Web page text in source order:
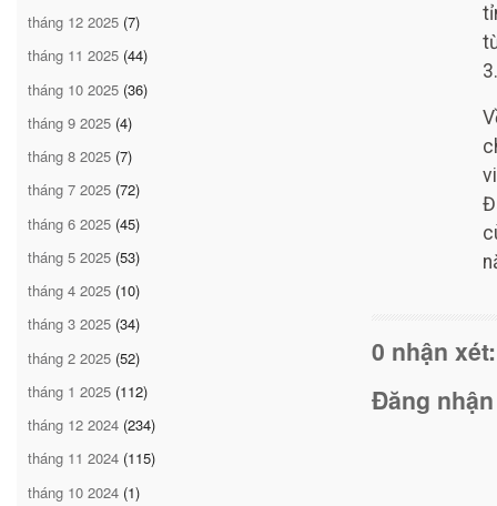
tháng 12 2025 (7)
tháng 11 2025 (44)
tháng 10 2025 (36)
tháng 9 2025 (4)
tháng 8 2025 (7)
tháng 7 2025 (72)
tháng 6 2025 (45)
tháng 5 2025 (53)
tháng 4 2025 (10)
tháng 3 2025 (34)
tháng 2 2025 (52)
tháng 1 2025 (112)
tháng 12 2024 (234)
tháng 11 2024 (115)
tháng 10 2024 (1)
0 nhận xét:
Đăng